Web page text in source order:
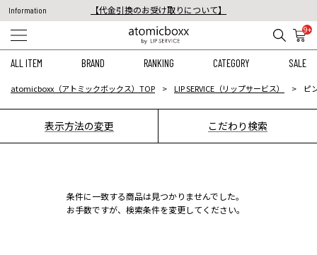
Information
【代金引換のお受け取りについて】
税込11,000円以上のご注文で送料無料！
9+
ALL ITEM BRAND RANKING CATEGORY SALE
atomicboxx（アトミックボックス）TOP LIP SERVICE（リップサービス） ピ
表示方法の変更 こだわり検索
条件に一致する商品は見つかりませんでした。
お手数ですが、検索条件を変更してください。